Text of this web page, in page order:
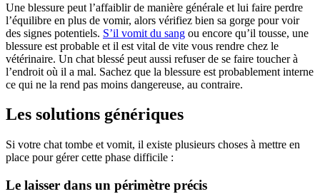
Une blessure peut l’affaiblir de manière générale et lui faire perdre
l’équilibre en plus de vomir, alors vérifiez bien sa gorge pour voir
des signes potentiels. S’il vomit du sang ou encore qu’il tousse, une
blessure est probable et il est vital de vite vous rendre chez le
vétérinaire. Un chat blessé peut aussi refuser de se faire toucher à
l’endroit où il a mal. Sachez que la blessure est probablement interne
ce qui ne la rend pas moins dangereuse, au contraire.
Les solutions génériques
Si votre chat tombe et vomit, il existe plusieurs choses à mettre en
place pour gérer cette phase difficile :
Le laisser dans un périmètre précis